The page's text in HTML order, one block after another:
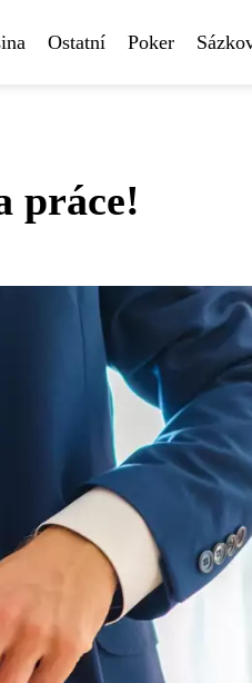
Ostatní Poker
práce!